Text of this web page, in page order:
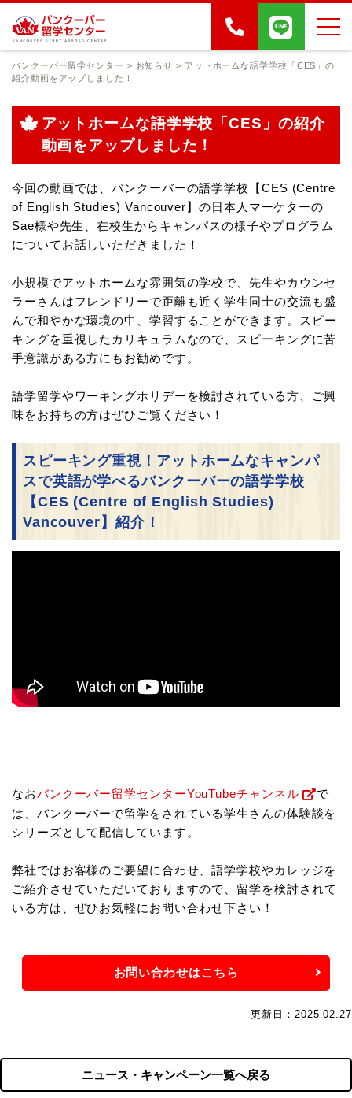
バンクーバー留学センター > お知らせ > アットホームな語学学校「CES」の
紹介動画をアップしました！
アットホームな語学学校「CES」の紹介
動画をアップしました！
今回の動画では、バンクーバーの語学学校【CES (Centre
of English Studies) Vancouver】の日本人マーケターの
Sae様や先生、在校生からキャンパスの様子やプログラム
についてお話しいただきました！
小規模でアットホームな雰囲気の学校で、先生やカウンセ
ラーさんはフレンドリーで距離も近く学生同士の交流も盛
んで和やかな環境の中、学習することができます。
スピー
キングを重視したカリキュラムなので、スピーキングに苦
手意識がある方にもお勧めです。
語学留学やワーキングホリデーを検討されている方、ご興
味をお持ちの方はぜひご覧ください！
スピーキング重視！アットホームなキャンパ
スで英語が学べるバンクーバーの語学学校
【CES (Centre of English Studies)
Vancouver】紹介！
なおバンクーバー留学センターYouTubeチャンネル
で
は、バンクーバーで留学をされている学生さんの体験談を
シリーズとして配信しています。
弊社ではお客様のご要望に合わせ、語学学校やカレッジを
ご紹介させていただいておりますので、 留学を検討されて
いる方は、ぜひお気軽にお問い合わせ下さい！
お問い合わせはこちら
更新日：2025.02.27
ニュース・キャンペーン一覧へ戻る